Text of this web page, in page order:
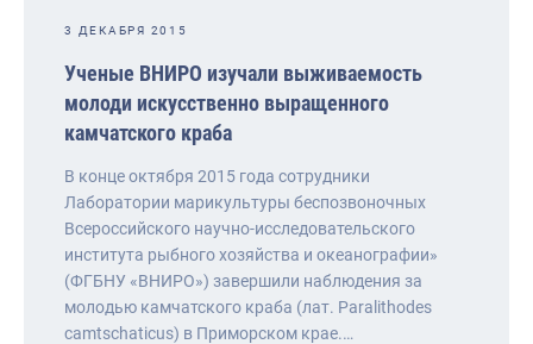
3 ДЕКАБРЯ 2015
Ученые ВНИРО изучали выживаемость
молоди искусственно выращенного
камчатского краба
В конце октября 2015 года сотрудники
Лаборатории марикультуры беспозвоночных
Всероссийского научно-исследовательского
института рыбного хозяйства и океанографии»
(ФГБНУ «ВНИРО») завершили наблюдения за
молодью камчатского краба (лат. Paralithodes
camtschaticus) в Приморском крае.…